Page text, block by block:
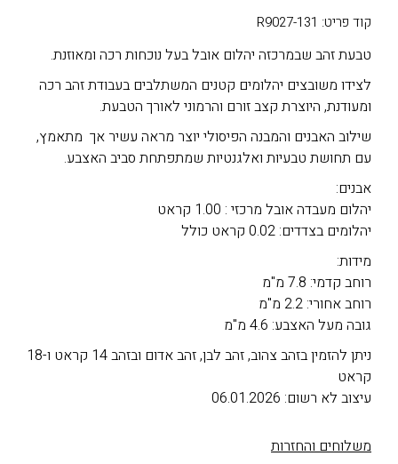
קוד פריט: R9027-131
טבעת זהב שבמרכזה יהלום אובל בעל נוכחות רכה ומאוזנת.
לצידו משובצים יהלומים קטנים המשתלבים בעבודת זהב רכה
ומעודנת, היוצרת קצב זורם והרמוני לאורך הטבעת.
שילוב האבנים והמבנה הפיסולי יוצר מראה עשיר אך מתאמץ,
עם תחושת טבעיות ואלגנטיות שמתפתחת סביב האצבע.
אבנים:
יהלום מעבדה אובל מרכזי : 1.00 קראט
יהלומים בצדדים: 0.02 קראט כולל
מידות:
רוחב קדמי: 7.8 מ"מ
רוחב אחורי: 2.2 מ"מ
גובה מעל האצבע: 4.6 מ"מ
ניתן להזמין בזהב צהוב, זהב לבן, זהב אדום ובזהב 14 קראט ו-18
קראט
עיצוב לא רשום: 06.01.2026
משלוחים והחזרות